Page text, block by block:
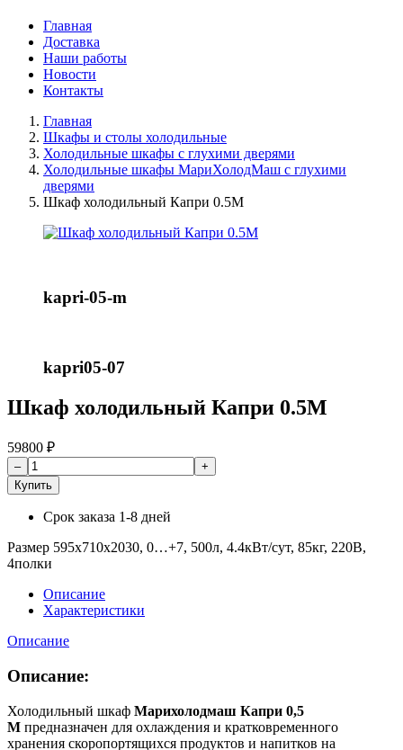
Главная
Доставка
Наши работы
Новости
Контакты
Главная
Шкафы и столы холодильные
Холодильные шкафы с глухими дверями
Холодильные шкафы МариХолодМаш с глухими
дверями
Шкаф холодильный Капри 0.5М
kapri-05-m
kapri05-07
Шкаф холодильный Капри 0.5М
59800 ₽
Купить
Срок заказа 1-8 дней
Размер 595х710х2030, 0…+7, 500л, 4.4кВт/сут, 85кг, 220В,
4полки
Описание
Характеристики
Описание
Описание:
Холодильный шкаф Марихолодмаш Капри 0,5
М предназначен для охлаждения и кратковременного
хранения скоропортящихся продуктов и напитков на